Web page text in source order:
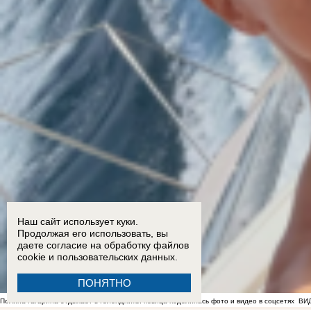
Полина Гагарина отдыхает в Геленджике: певица поделилась фото и видео в соцсетях
Наш сайт использует куки.
Продолжая его использовать, вы
даете согласие на обработку файлов
cookie и пользовательских данных.
ПОНЯТНО